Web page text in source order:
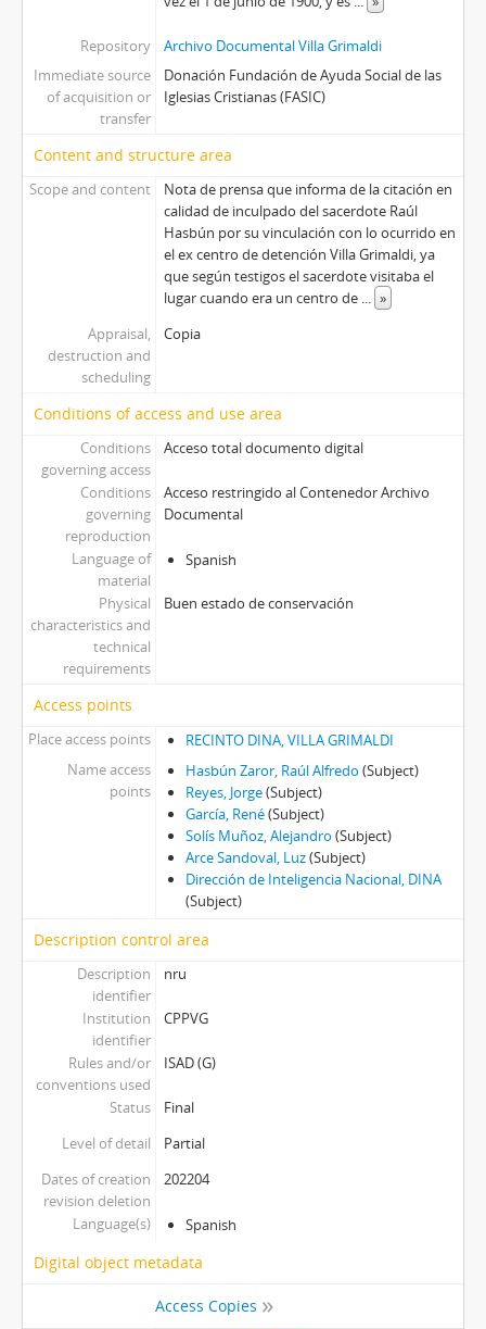
Repository
Archivo Documental Villa Grimaldi
Immediate source
of acquisition or
transfer
Donación Fundación de Ayuda Social de las
Iglesias Cristianas (FASIC)
Content and structure area
Scope and content
Nota de prensa que informa de la citación en
calidad de inculpado del sacerdote Raúl
Hasbún por su vinculación con lo ocurrido en
el ex centro de detención Villa Grimaldi, ya
que según testigos el sacerdote visitaba el
lugar cuando era un centro de ... »
Appraisal,
destruction and
scheduling
Copia
Conditions of access and use area
Conditions
governing access
Acceso total documento digital
Conditions
governing
reproduction
Acceso restringido al Contenedor Archivo
Documental
Language of
material
Spanish
Physical
characteristics and
technical
requirements
Buen estado de conservación
Access points
Place access points
RECINTO DINA, VILLA GRIMALDI
Name access
points
Hasbún Zaror, Raúl Alfredo (Subject)
Reyes, Jorge(Subject)
García, René(Subject)
Solís Muñoz, Alejandro (Subject)
Arce Sandoval, Luz(Subject)
Dirección de Inteligencia Nacional, DINA
(Subject)
Description control area
Description
identifier
nru
Institution
identifier
CPPVG
Rules and/or
conventions used
ISAD (G)
Status
Final
Level of detail
Partial
Dates of creation
revision deletion
202204
Language(s) Spanish
Digital object metadata
Access Copies